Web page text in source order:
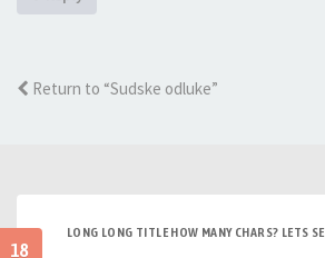
Return to “Sudske odluke”
18
LONG LONG TITLE HOW MANY CHARS? LETS